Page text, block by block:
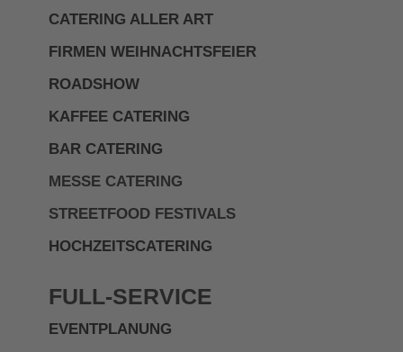
CATERING ALLER ART
FIRMEN WEIHNACHTSFEIER
ROADSHOW
KAFFEE CATERING
BAR CATERING
MESSE CATERING
STREETFOOD FESTIVALS
HOCHZEITSCATERING
FULL-SERVICE
EVENTPLANUNG